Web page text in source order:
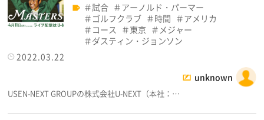
試合
アーノルド・パーマー
ゴルフクラブ
時間
アメリカ
コース
東京
メジャー
ダスティン・ジョンソン
2022.03.22
unknown
USEN-NEXT GROUPの株式会社U-NEXT（本社：…